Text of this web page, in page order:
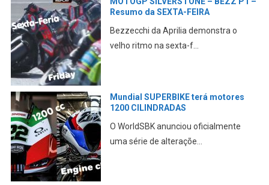
A DUCATI está a VENDA?
A Volkswagen emitiu nota sobre o
assunto CONFIRA essa m...
Aqui falamos da abordagem da marca
em relação aos novos...
TODAS AS NOTÍCIAS